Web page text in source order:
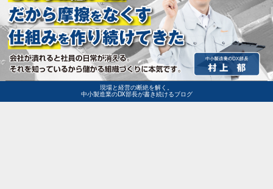
現場と経営の断絶を解く。
中小製造業のDX部長が書き続けるブログ